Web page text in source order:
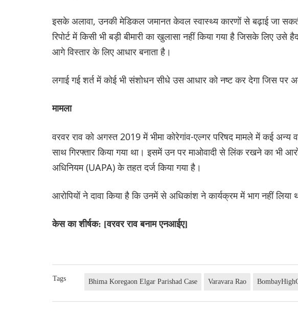
इसके अलावा, उनकी मेडिकल जमानत केवल स्वास्थ्य कारणों से बढ़ाई जा सकती
रिपोर्ट में किसी भी बड़ी बीमारी का खुलासा नहीं किया गया है जिसके लिए
आगे विस्तार के लिए आधार बनाता है।
लगाई गई शर्त में कोई भी संशोधन सीधे उस आधार को नष्ट कर देगा जिस पर
मामला
वरवर राव को अगस्त 2019 में भीमा कोरेगांव-एल्गर परिषद मामले में कई अन्य
साथ गिरफ्तार किया गया था। इसमें उन पर माओवादी से लिंक रखने का भी
अधिनियम (UAPA) के तहत दर्ज किया गया है।
आरोपियों ने दावा किया है कि उनमें से अधिकांश ने कार्यक्रम में भाग नहीं लिया
केस का शीर्षक: [वरवर राव बनाम एनआईए]
Tags Bhima Koregaon Elgar Parishad Case Varavara Rao